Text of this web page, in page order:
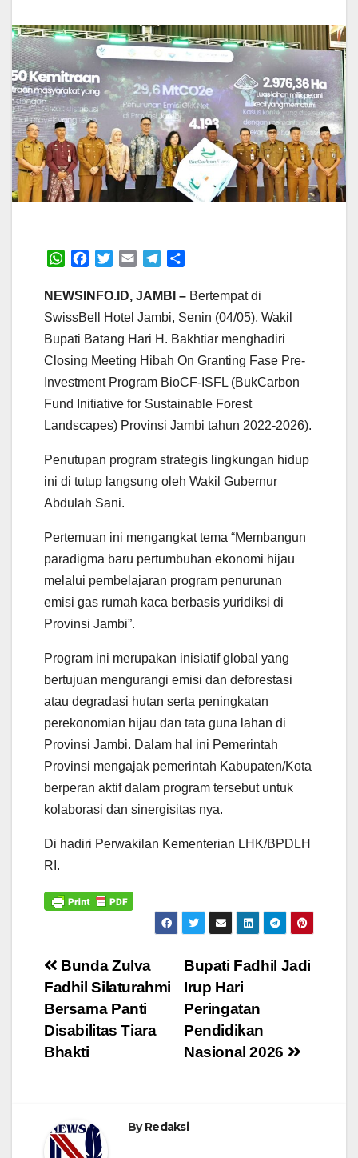
W
a
A
p
p
c
e
o
o
k
i
e
r
a
l
e
r
a
m
a
r
NEWSINFO.ID, JAMBI – Bertempat di
SwissBell Hotel Jambi, Senin (04/05), Wakil
Bupati Batang Hari H. Bakhtiar menghadiri
Closing Meeting Hibah On Granting Fase Pre-
Investment Program BioCF-ISFL (BukCarbon
Fund Initiative for Sustainable Forest
Landscapes) Provinsi Jambi tahun 2022-2026).
Penutupan program strategis lingkungan hidup
ini di tutup langsung oleh Wakil Gubernur
Abdulah Sani.
Pertemuan ini mengangkat tema “Membangun
paradigma baru pertumbuhan ekonomi hijau
melalui pembelajaran program penurunan
emisi gas rumah kaca berbasis yuridiksi di
Provinsi Jambi”.
Program ini merupakan inisiatif global yang
bertujuan mengurangi emisi dan deforestasi
atau degradasi hutan serta peningkatan
perekonomian hijau dan tata guna lahan di
Provinsi Jambi. Dalam hal ini Pemerintah
Provinsi mengajak pemerintah Kabupaten/Kota
berperan aktif dalam program tersebut untuk
kolaborasi dan sinergisitas nya.
Di hadiri Perwakilan Kementerian LHK/BPDLH
RI.
Navigasi
pos
Bupati Fadhil Jadi
Irup Hari
Peringatan
Pendidikan
Nasional 2026
Bunda Zulva
Fadhil Silaturahmi
Bersama Panti
Disabilitas Tiara
Bhakti
ByRedaksi